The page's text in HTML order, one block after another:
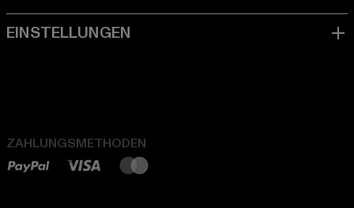
ZAHLUNGSMETHODEN